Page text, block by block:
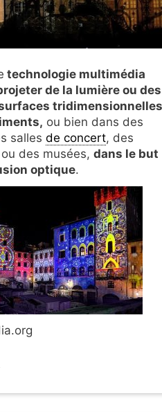
technologie multimédia
de la lumière ou des
tridimensionnelles
ou bien dans des
salles de concert, des
des musées, dans le but
optique.